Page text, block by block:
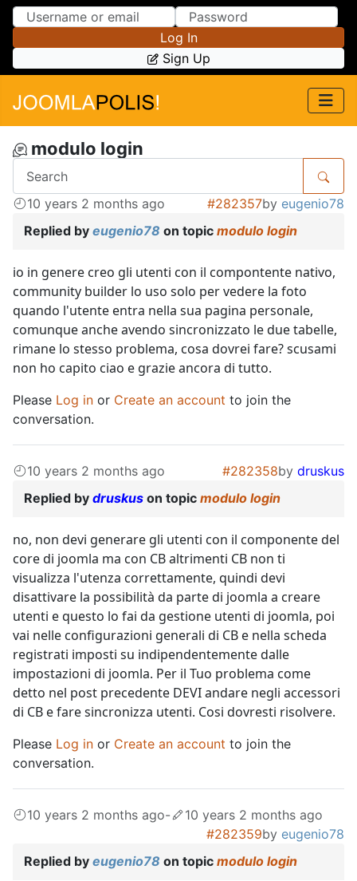
Skip to Content
Skip to Menu
Log In
Sign Up
modulo login
10 years 2 months ago #282357by eugenio78
Replied by eugenio78 on topic modulo login
io in genere creo gli utenti con il compontente nativo,
community builder lo uso solo per vedere la foto
quando l'utente entra nella sua pagina personale,
comunque anche avendo sincronizzato le due tabelle,
rimane lo stesso problema, cosa dovrei fare? scusami
non ho capito ciao e grazie ancora di tutto.
Please Log in or Create an account to join the
conversation.
10 years 2 months ago #282358by druskus
Replied by druskus on topic modulo login
no, non devi generare gli utenti con il componente del
core di joomla ma con CB altrimenti CB non ti
visualizza l'utenza correttamente, quindi devi
disattivare la possibilità da parte di joomla a creare
utenti e questo lo fai da gestione utenti di joomla, poi
vai nelle configurazioni generali di CB e nella scheda
registrati imposti su indipendentemente dalle
impostazioni di joomla. Per il Tuo problema come
detto nel post precedente DEVI andare negli accessori
di CB e fare sincronizza utenti. Cosi dovresti risolvere.
Please Log in or Create an account to join the
conversation.
10 years 2 months ago-
10 years 2 months ago
#282359by eugenio78
Replied by eugenio78 on topic modulo login